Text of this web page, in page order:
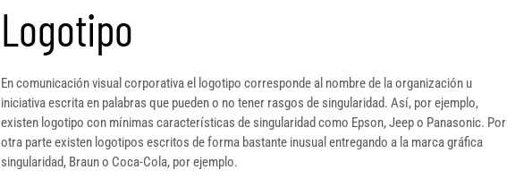
Logotipo
En comunicación visual corporativa el logotipo corresponde al nombre de la organización u
iniciativa escrita en palabras que pueden o no tener rasgos de singularidad. Así, por ejemplo,
existen logotipo con mínimas características de singularidad como Epson, Jeep o Panasonic. Por
otra parte existen logotipos escritos de forma bastante inusual entregando a la marca gráfica
singularidad, Braun o Coca-Cola, por ejemplo.